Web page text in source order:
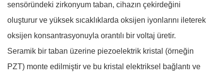
sensöründeki zirkonyum taban, cihazın çekirdeğini
oluşturur ve yüksek sıcaklıklarda oksijen iyonlarını ileterek
oksijen konsantrasyonuyla orantılı bir voltaj üretir.
Seramik bir taban üzerine piezoelektrik kristal (örneğin
PZT) monte edilmiştir ve bu kristal elektriksel bağlantı ve